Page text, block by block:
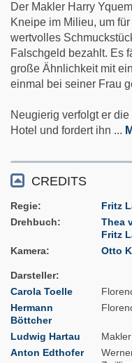
Der Makler Harry
Kneipe im Milieu, um
wertvolles
Falschgeld bezahlt. Es
große Ähnlichkeit mit
einmal bei seiner Frau
Neugierig verfolgt er
Hotel und fordert ihn ...
CREDITS
Regie
Fritz
Drehbuch
Thea
Fritz
Kamera
Otto
Darsteller
Carola Toelle
Hermann
Böttcher
Ludwig Hartau
Anton Edthofer